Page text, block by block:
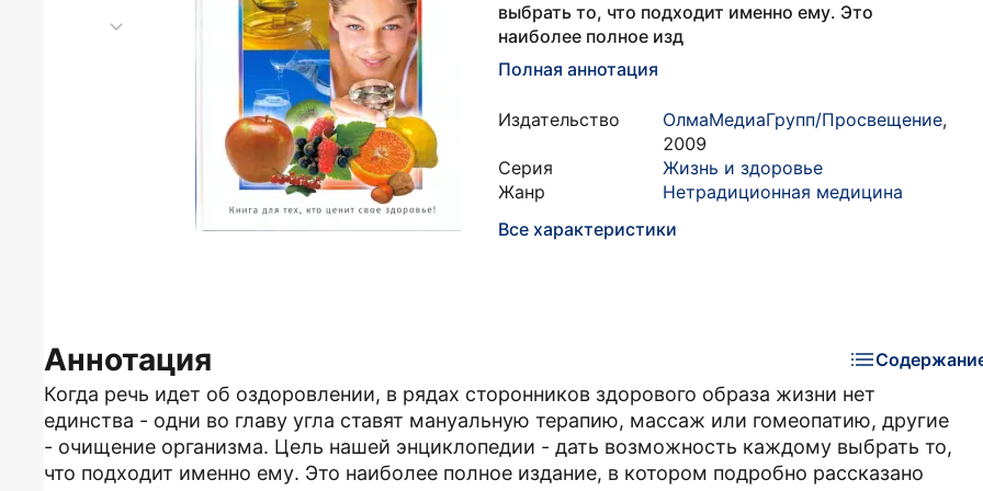
выбрать то, что подходит именно ему. Это
наиболее полное изд
Полная аннотация
Издательство ОлмаМедиаГрупп/Просвещение,
2009
Серия
Жизнь и здоровье
Жанр
Нетрадиционная медицина
Все характеристики
Аннотация
Когда речь идет об оздоровлении, в рядах сторонников здорового образа жизни нет
единства - одни во главу угла ставят мануальную терапию, массаж или гомеопатию, другие
- очищение организма. Цель нашей энциклопедии - дать возможность каждому выбрать то,
что подходит именно ему. Это наиболее полное издание, в котором подробно рассказано